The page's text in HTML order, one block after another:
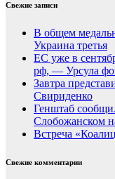
Свежие записи
В общем
Украина третья
ЕС уже в
рф, — Урсула
Завтра
Свириденко
Генштаб
Слобожанском
Встреча
Свежие комментарии